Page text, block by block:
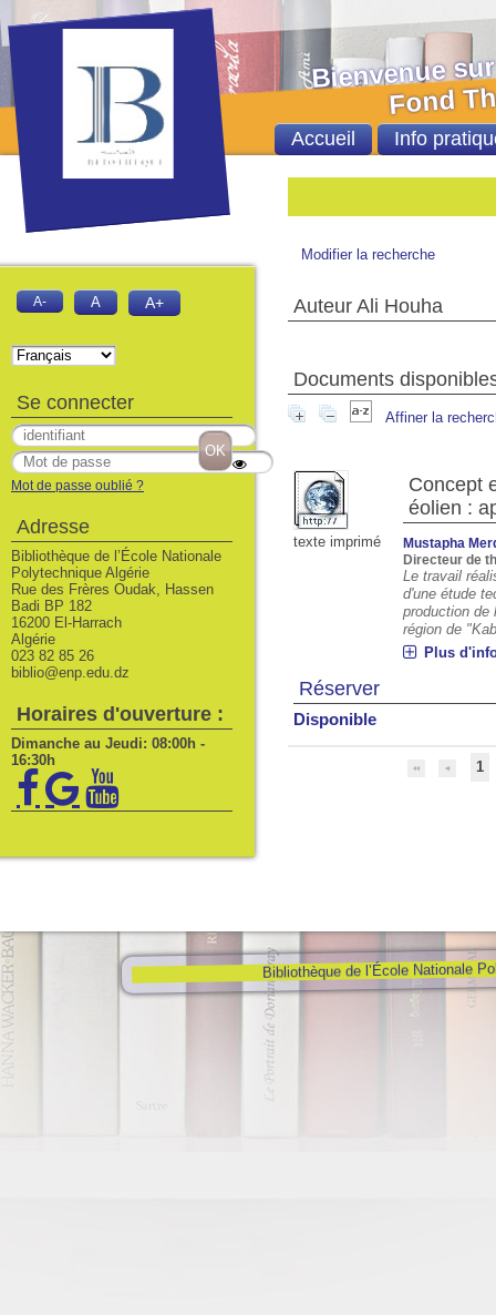
Modifier la recherche
Auteur Ali Houha
Documents
Affiner la
texte imprimé
Concept
éolien :
Mustapha
Directeur de
Le travail
d'une étude
production de
région de
Plus
Réserver
Disponible
1
Bibliothèque de l’École Nationale
Bienvenue sur
Fond Thèses
Accueil Info
A- A A+
Se connecter
Mot de passe oublié ?
Adresse
Bibliothèque de l’École Nationale
Polytechnique Algérie
Rue des Frères Oudak, Hassen
Badi BP 182
16200 El-Harrach
Algérie
023 82 85 26
biblio@enp.edu.dz
Horaires d'ouverture :
Dimanche au Jeudi: 08:00h -
16:30h